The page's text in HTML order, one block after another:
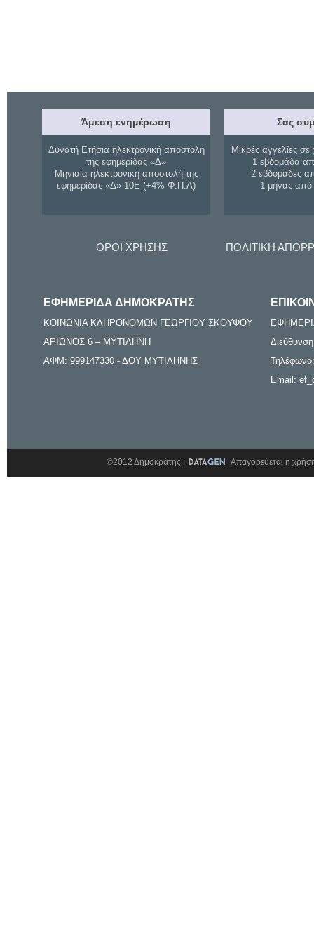
Άμεση ενημέρωση
Δυνατή Ετήσια ηλεκτρονική αποστολή
της εφημερίδας «Δ»
Μηνιαία ηλεκτρονική αποστολή της
εφημερίδας «Δ» 10Ε (+4% Φ.Π.Α)
Σας
Μικρές αγγελίες σε
1 εβδομάδα
2 εβδομάδες
1 μήνας
ΟΡΟΙ ΧΡΗΣΗΣ ΠΟΛΙΤΙΚΗ
ΕΦΗΜΕΡΙΔΑ ΔΗΜΟΚΡΑΤΗΣ
ΚΟΙΝΩΝΙΑ ΚΛΗΡΟΝΟΜΩΝ ΓΕΩΡΓΙΟΥ ΣΚΟΥΦΟΥ
ΑΡΙΩΝΟΣ 6 – ΜΥΤΙΛΗΝΗ
ΑΦΜ: 999147330 - ΔΟΥ ΜΥΤΙΛΗΝΗΣ
Email:
©2012 Δημοκράτης | Απαγορεύεται η